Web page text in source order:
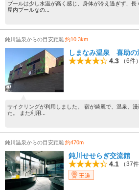
プールは少し水温が高く感じ、身体が冷え過ぎず、長
屋内プールなの...
鈍川温泉からの目安距離約10.3km
しまなみ温泉 喜助の
4.3
（6件）
サイクリングが利用しました。 宿が綺麗で、温泉、
た。 また利用...
鈍川温泉からの目安距離約470m
鈍川せせらぎ交流館
4.1
（37件
王道